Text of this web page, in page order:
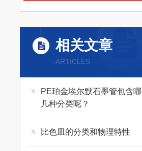
相关文章
ARTICLES
PE珀金埃尔默石墨管包含哪
几种分类呢？
比色皿的分类和物理特性